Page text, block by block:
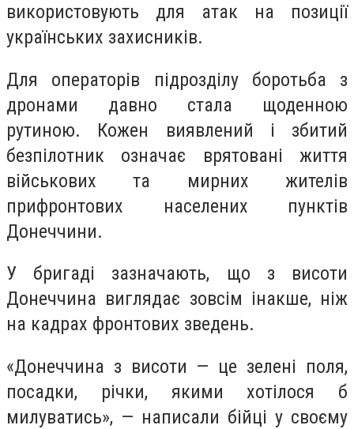
використовують для атак на позиції
українських захисників.
Для операторів підрозділу боротьба з
дронами давно стала щоденною
рутиною. Кожен виявлений і збитий
безпілотник означає врятовані життя
військових та мирних жителів
прифронтових населених пунктів
Донеччини.
У бригаді зазначають, що з висоти
Донеччина виглядає зовсім інакше, ніж
на кадрах фронтових зведень.
«Донеччина з висоти — це зелені поля,
посадки, річки, якими хотілося б
милуватись», — написали бійці у своєму